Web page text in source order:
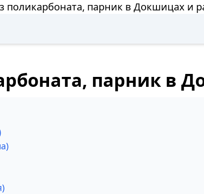
поликарбоната, парник в Докшицах и
парник в